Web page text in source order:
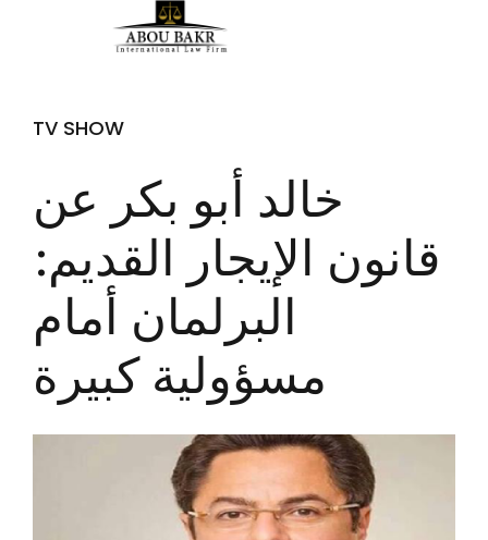
TV SHOW
خالد أبو بكر عن
قانون الإيجار القديم:
البرلمان أمام
مسؤولية كبيرة